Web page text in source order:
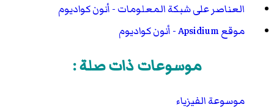
العناصر على شبكة المعلومات - أنون كواديوم
موقع Apsidium - أنون كواديوم
موسوعات ذات صلة :
موسوعة الفيزياء